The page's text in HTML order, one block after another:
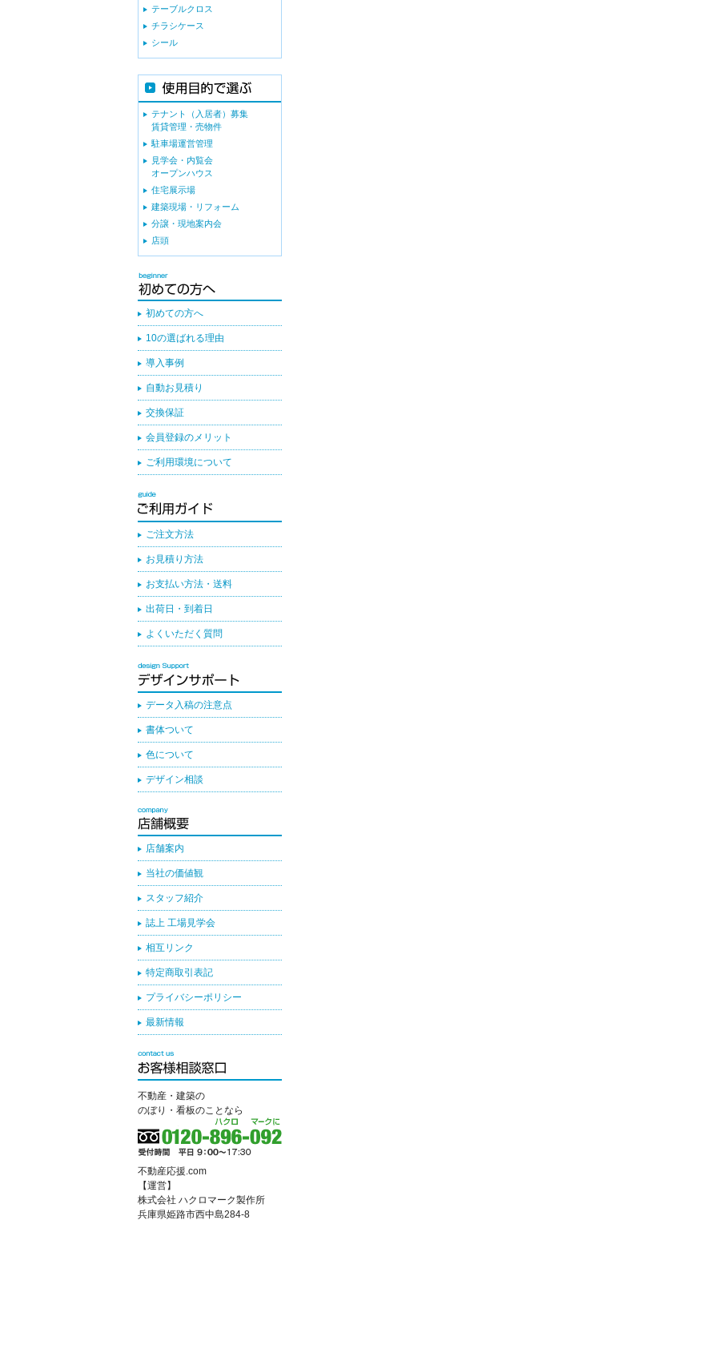
テーブルクロス
チラシケース
シール
テナント（入居者）募集
賃貸管理・売物件
駐車場運営管理
見学会・内覧会
オープンハウス
住宅展示場
建築現場・リフォーム
分譲・現地案内会
店頭
初めての方へ
10の選ばれる理由
導入事例
自動お見積り
交換保証
会員登録のメリット
ご利用環境について
ご注文方法
お見積り方法
お支払い方法・送料
出荷日・到着日
よくいただく質問
データ入稿の注意点
書体ついて
色について
デザイン相談
店舗案内
当社の価値観
スタッフ紹介
誌上 工場見学会
相互リンク
特定商取引表記
プライバシーポリシー
最新情報
不動産・建築の
のぼり・看板のことなら
不動産応援.com
【運営】
株式会社 ハクロマーク製作所
兵庫県姫路市西中島284-8